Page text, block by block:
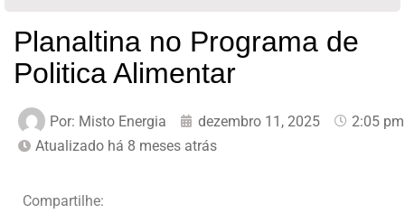
Planaltina no Programa de
Politica Alimentar
Por: Misto Energia dezembro 11, 2025
2:05 pm
Atualizado há 8 meses atrás
Compartilhe: